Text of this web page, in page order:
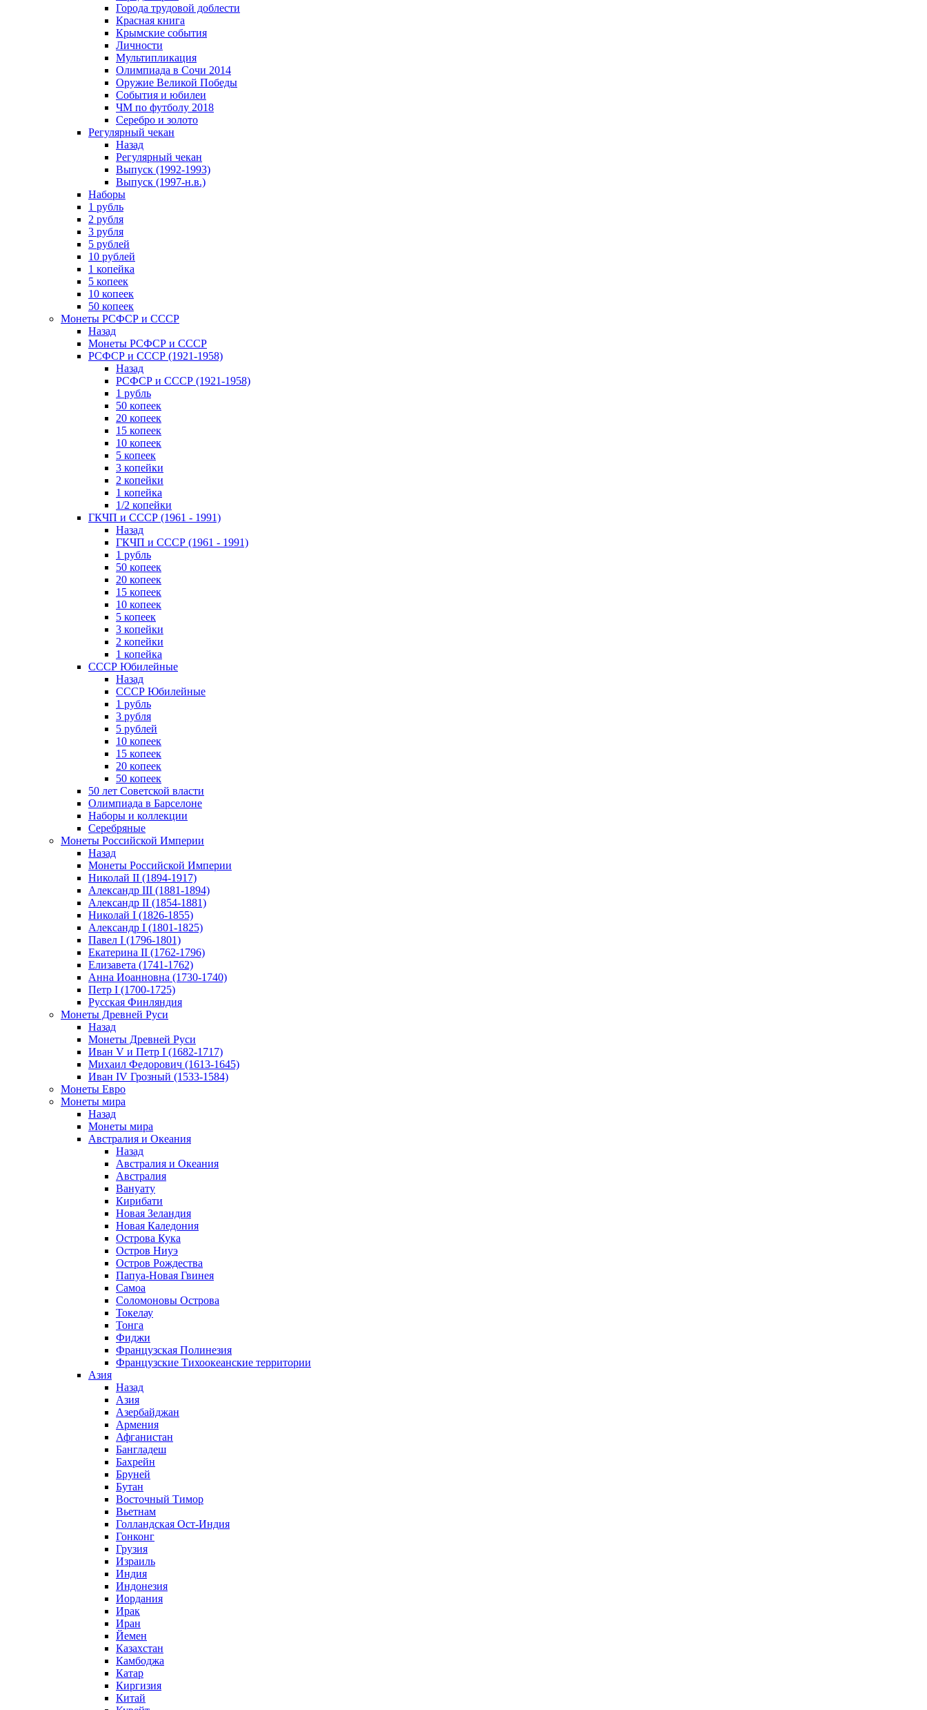
Города трудовой доблести
Красная книга
Крымские события
Личности
Мультипликация
Олимпиада в Сочи 2014
Оружие Великой Победы
События и юбилеи
ЧМ по футболу 2018
Серебро и золото
Регулярный чекан
Назад
Регулярный чекан
Выпуск (1992-1993)
Выпуск (1997-н.в.)
Наборы
1 рубль
2 рубля
3 рубля
5 рублей
10 рублей
1 копейка
5 копеек
10 копеек
50 копеек
Монеты РСФСР и СССР
Назад
Монеты РСФСР и СССР
РСФСР и СССР (1921-1958)
Назад
РСФСР и СССР (1921-1958)
1 рубль
50 копеек
20 копеек
15 копеек
10 копеек
5 копеек
3 копейки
2 копейки
1 копейка
1/2 копейки
ГКЧП и СССР (1961 - 1991)
Назад
ГКЧП и СССР (1961 - 1991)
1 рубль
50 копеек
20 копеек
15 копеек
10 копеек
5 копеек
3 копейки
2 копейки
1 копейка
СССР Юбилейные
Назад
СССР Юбилейные
1 рубль
3 рубля
5 рублей
10 копеек
15 копеек
20 копеек
50 копеек
50 лет Советской власти
Олимпиада в Барселоне
Наборы и коллекции
Серебряные
Монеты Российской Империи
Назад
Монеты Российской Империи
Николай II (1894-1917)
Александр III (1881-1894)
Александр II (1854-1881)
Николай I (1826-1855)
Александр I (1801-1825)
Павел I (1796-1801)
Екатерина II (1762-1796)
Елизавета (1741-1762)
Анна Иоанновна (1730-1740)
Петр I (1700-1725)
Русская Финляндия
Монеты Древней Руси
Назад
Монеты Древней Руси
Иван V и Петр I (1682-1717)
Михаил Федорович (1613-1645)
Иван IV Грозный (1533-1584)
Монеты Евро
Монеты мира
Назад
Монеты мира
Австралия и Океания
Назад
Австралия и Океания
Австралия
Вануату
Кирибати
Новая Зеландия
Новая Каледония
Острова Кука
Остров Ниуэ
Остров Рождества
Папуа-Новая Гвинея
Самоа
Соломоновы Острова
Токелау
Тонга
Фиджи
Французская Полинезия
Французские Тихоокеанские территории
Азия
Назад
Азия
Азербайджан
Армения
Афганистан
Бангладеш
Бахрейн
Бруней
Бутан
Восточный Тимор
Вьетнам
Голландская Ост-Индия
Гонконг
Грузия
Израиль
Индия
Индонезия
Иордания
Ирак
Иран
Йемен
Казахстан
Камбоджа
Катар
Киргизия
Китай